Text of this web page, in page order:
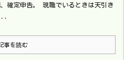
確定申告。 現職でいるときは天引き
事を読む